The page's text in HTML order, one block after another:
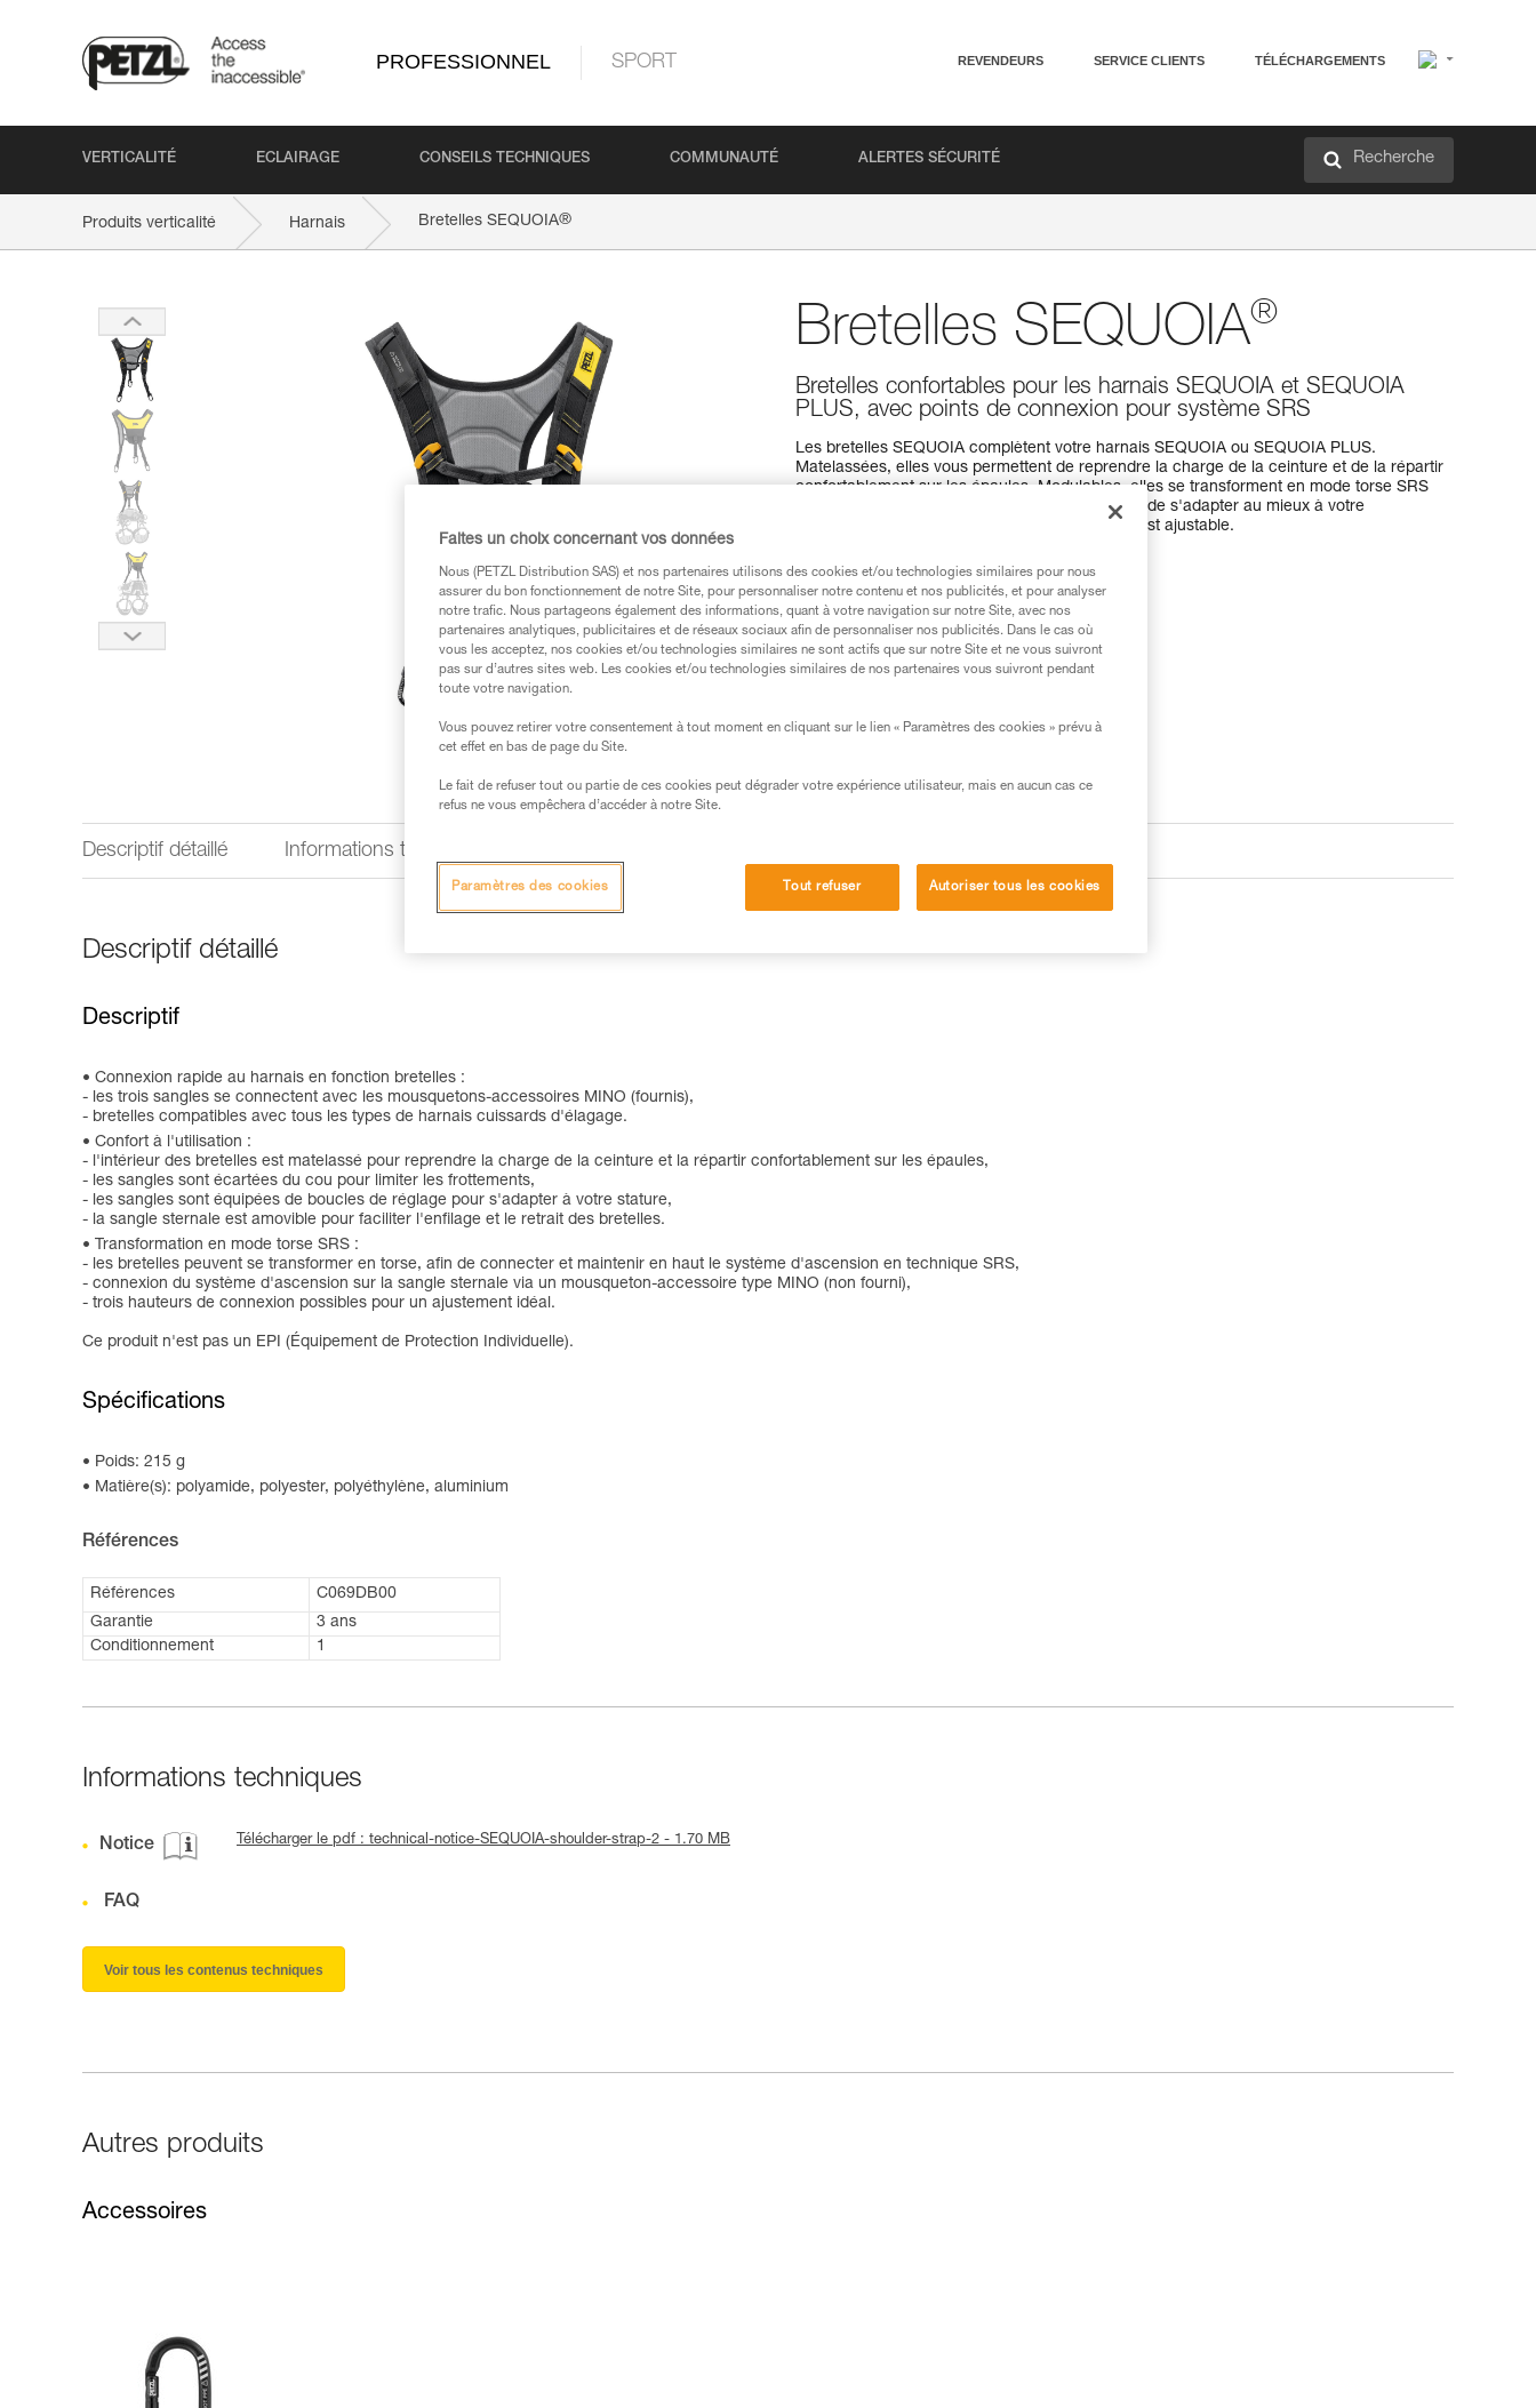
PROFESSIONNEL SPORT REVENDEURS SERVICE CLIENTS TÉLÉCHARGEMENTS
VERTICALITÉ ECLAIRAGE CONSEILS TECHNIQUES COMMUNAUTÉ ALERTES SÉCURITÉ Recherche
Produits verticalité Harnais Bretelles SEQUOIA®
Bretelles SEQUOIA®
Bretelles confortables pour les harnais SEQUOIA et SEQUOIA
PLUS, avec points de connexion pour système SRS
Les bretelles SEQUOIA complètent votre harnais SEQUOIA ou SEQUOIA PLUS.
Matelassées, elles vous permettent de reprendre la charge de la ceinture et de la répartir
confortablement sur les épaules. Modulables, elles se transforment en mode torse SRS
pour connecter votre système d'ascension. Afin de s'adapter au mieux à votre
morphologie, la hauteur de connexion sternale est ajustable.
Trouvez un revendeur
Descriptif détaillé Informations techniques
Descriptif détaillé
Descriptif
Connexion rapide au harnais en fonction bretelles :
- les trois sangles se connectent avec les mousquetons-accessoires MINO (fournis),
- bretelles compatibles avec tous les types de harnais cuissards d'élagage.
Confort à l'utilisation :
- l'intérieur des bretelles est matelassé pour reprendre la charge de la ceinture et la répartir confortablement sur les épaules,
- les sangles sont écartées du cou pour limiter les frottements,
- les sangles sont équipées de boucles de réglage pour s'adapter à votre stature,
- la sangle sternale est amovible pour faciliter l'enfilage et le retrait des bretelles.
Transformation en mode torse SRS :
- les bretelles peuvent se transformer en torse, afin de connecter et maintenir en haut le système d'ascension en technique SRS,
- connexion du système d'ascension sur la sangle sternale via un mousqueton-accessoire type MINO (non fourni),
- trois hauteurs de connexion possibles pour un ajustement idéal.
Ce produit n'est pas un EPI (Équipement de Protection Individuelle).
Spécifications
Poids: 215 g
Matière(s): polyamide, polyester, polyéthylène, aluminium
Références
Références
C069DB00
Garantie
3 ans
Conditionnement
1
Informations techniques
Notice Télécharger le pdf : technical-notice-SEQUOIA-shoulder-strap-2 - 1.70 MB
FAQ
Voir tous les contenus techniques
Autres produits
Accessoires
Faites un choix concernant vos données
Nous (PETZL Distribution SAS) et nos partenaires utilisons des cookies et/ou technologies similaires pour nous
assurer du bon fonctionnement de notre Site, pour personnaliser notre contenu et nos publicités, et pour analyser
notre trafic. Nous partageons également des informations, quant à votre navigation sur notre Site, avec nos
partenaires analytiques, publicitaires et de réseaux sociaux afin de personnaliser nos publicités. Dans le cas où
vous les acceptez, nos cookies et/ou technologies similaires ne sont actifs que sur notre Site et ne vous suivront
pas sur d’autres sites web. Les cookies et/ou technologies similaires de nos partenaires vous suivront pendant
toute votre navigation.
Vous pouvez retirer votre consentement à tout moment en cliquant sur le lien « Paramètres des cookies » prévu à
cet effet en bas de page du Site.
Le fait de refuser tout ou partie de ces cookies peut dégrader votre expérience utilisateur, mais en aucun cas ce
refus ne vous empêchera d’accéder à notre Site.
Tout refuser Autoriser tous les cookies
Paramètres des cookies